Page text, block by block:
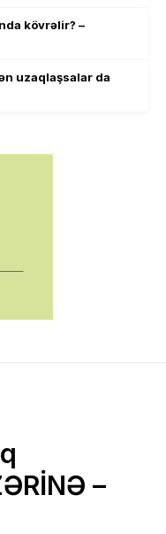
kövrəlir? –
uzaqlaşsalar da
–